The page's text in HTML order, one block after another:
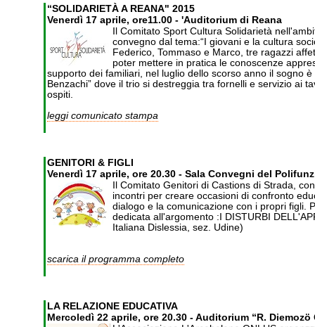
“SOLIDARIETÀ A REANA" 2015
Venerdì 17 aprile, ore11.00 - 'Auditorium di Reana
Il Comitato Sport Cultura Solidarietà
convegno dal tema:“I giovani e la cultura
Federico, Tommaso e Marco, tre ragazzi
poter mettere in pratica le conoscenze
supporto dei familiari, nel luglio dello scorso anno il sogno
Benzachi” dove il trio si destreggia tra fornelli e servizio ai
ospiti.
leggi comunicato stampa
GENITORI & FIGLI
Venerdì 17 aprile, ore 20.30 - Sala Convegni del
Il Comitato Genitori di Castions di Strada,
incontri per creare occasioni di confronto
dialogo e la comunicazione con i propri figli.
dedicata all'argomento :I DISTURBI
Italiana Dislessia, sez. Udine)
scarica il programma completo
LA RELAZIONE EDUCATIVA
Mercoledì 22 aprile, ore 20.30 - Auditorium “R.